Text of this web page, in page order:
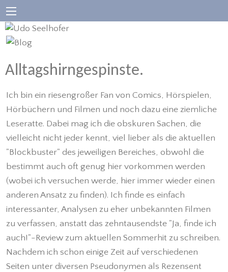
Alltagshirngespinste.
Ich bin ein riesengroßer Fan von Comics, Hörspielen,
Hörbüchern und Filmen und noch dazu eine ziemliche
Leseratte. Dabei mag ich die obskuren Sachen, die
vielleicht nicht jeder kennt, viel lieber als die aktuellen
"Blockbuster" des jeweiligen Bereiches, obwohl die
bestimmt auch oft genug hier vorkommen werden
(wobei ich versuchen werde, hier immer wieder einen
anderen Ansatz zu finden). Ich finde es einfach
interessanter, Analysen zu eher unbekannten Filmen
zu verfassen, anstatt das zehntausendste "Ja, finde ich
auch!"-Review zum aktuellen Sommerhit zu schreiben.
Nachdem ich schon einige Zeit auf verschiedenen
Seiten unter diversen Pseudonymen als Rezensent